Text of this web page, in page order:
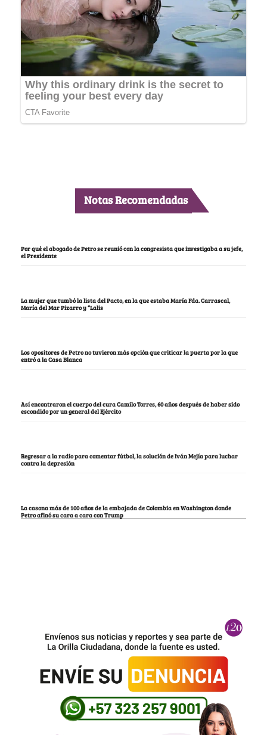
Notas Recomendadas
Por qué el abogado de Petro se reunió con la congresista que investigaba a su jefe,
el Presidente
La mujer que tumbó la lista del Pacto, en la que estaba María Fda. Carrascal,
María del Mar Pizarro y “Lalis
Los opositores de Petro no tuvieron más opción que criticar la puerta por la que
entró a la Casa Blanca
Así encontraron el cuerpo del cura Camilo Torres, 60 años después de haber sido
escondido por un general del Ejército
Regresar a la radio para comentar fútbol, la solución de Iván Mejía para luchar
contra la depresión
La casona más de 100 años de la embajada de Colombia en Washington donde
Petro afinó su cara a cara con Trump